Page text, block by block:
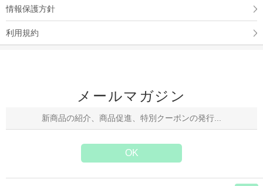
情報保護方針
利用規約
メールマガジン